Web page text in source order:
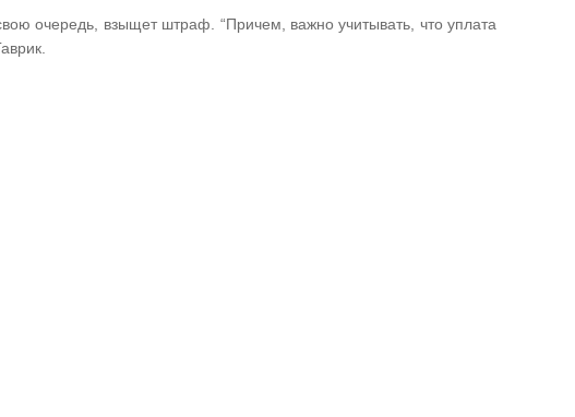
очередь, взыщет штраф. “Причем, важно учитывать, что уплата